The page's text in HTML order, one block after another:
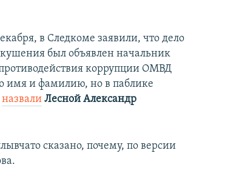
в Следкоме заявили, что дело
был объявлен начальник
коррупции ОМВД
имя и фамилию, но в паблике
назвали Лесной Александр
сказано, почему, по версии